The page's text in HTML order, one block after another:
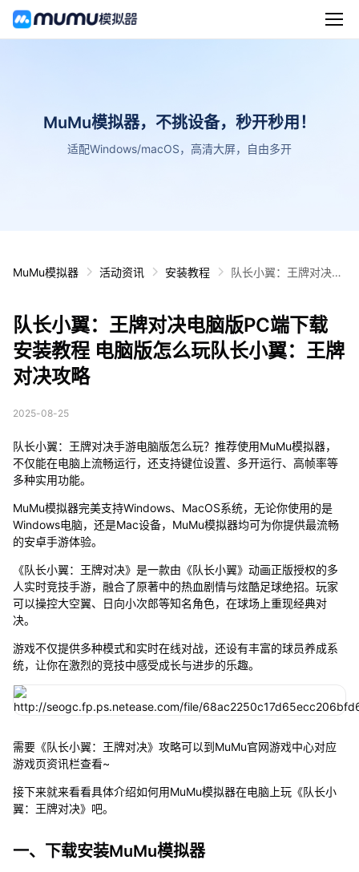
MuMu模拟器，不挑设备，秒开秒用！
适配Windows/macOS，高清大屏，自由多开
MuMu模拟器 活动资讯 安装教程
队长小翼：王牌对决电
翼：王牌对决攻略
队长小翼：王牌对决电脑版PC端下载
安装教程 电脑版怎么玩队长小翼：王牌
对决攻略
2025-08-25
队长小翼：王牌对决手游电脑版怎么玩？推荐使用MuMu模拟器，
不仅能在电脑上流畅运行，还支持键位设置、多开运行、高帧率等
多种实用功能。
MuMu模拟器完美支持Windows、MacOS系统，无论你使用的是
Windows电脑，还是Mac设备，MuMu模拟器均可为你提供最流畅
的安卓手游体验。
《队长小翼：王牌对决》是一款由《队长小翼》动画正版授权的多
人实时竞技手游，融合了原著中的热血剧情与炫酷足球绝招。玩家
可以操控大空翼、日向小次郎等知名角色，在球场上重现经典对
决。
游戏不仅提供多种模式和实时在线对战，还设有丰富的球员养成系
统，让你在激烈的竞技中感受成长与进步的乐趣。
需要《队长小翼：王牌对决》攻略可以到MuMu官网游戏中心对应
游戏页资讯栏查看~
接下来就来看看具体介绍如何用MuMu模拟器在电脑上玩《队长小
翼：王牌对决》吧。
一、下载安装MuMu模拟器